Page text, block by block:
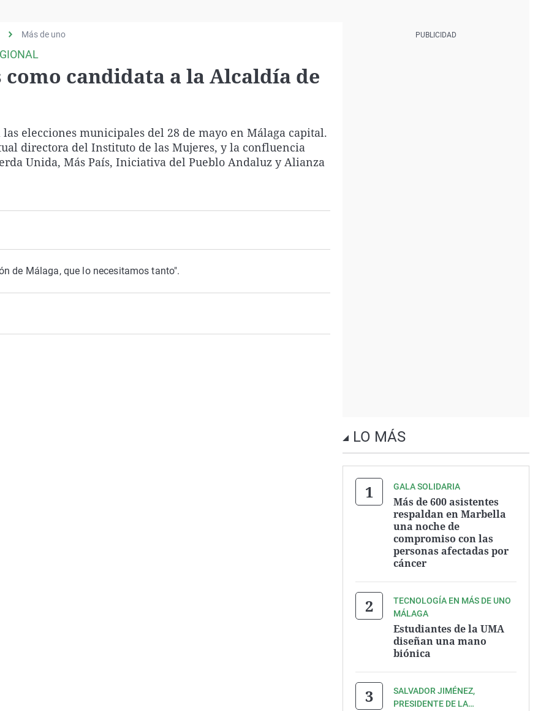
Más de uno
candidata a la Alcaldía de
elecciones municipales del 28 de mayo en Málaga capital.
directora del Instituto de las Mujeres, y la confluencia
Unida, Más País, Iniciativa del Pueblo Andaluz y Alianza
de Málaga, que lo necesitamos tanto".
LO MÁS
GALA SOLIDARIA
Más de 600 asistentes
respaldan en Marbella
una noche de
compromiso con las
personas afectadas por
cáncer
TECNOLOGÍA EN MÁS DE UNO
MÁLAGA
Estudiantes de la UMA
diseñan una mano
biónica
SALVADOR JIMÉNEZ,
PRESIDENTE DE LA